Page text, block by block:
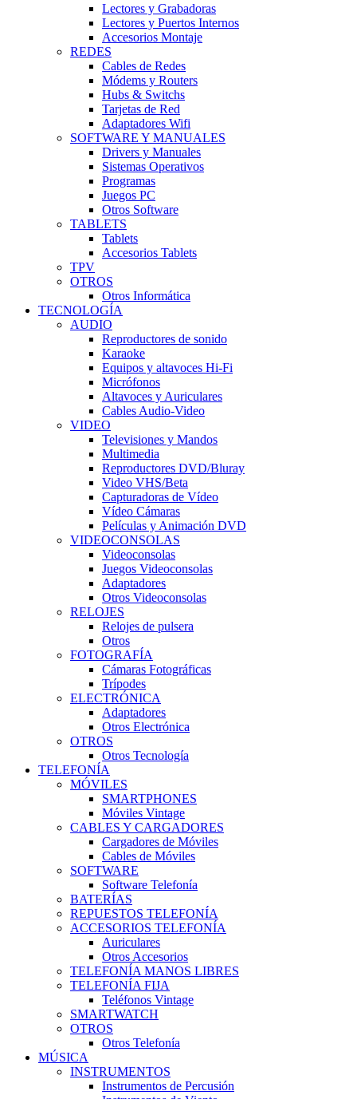
Lectores y Grabadoras
Lectores y Puertos Internos
Accesorios Montaje
REDES
Cables de Redes
Módems y Routers
Hubs & Switchs
Tarjetas de Red
Adaptadores Wifi
SOFTWARE Y MANUALES
Drivers y Manuales
Sistemas Operativos
Programas
Juegos PC
Otros Software
TABLETS
Tablets
Accesorios Tablets
TPV
OTROS
Otros Informática
TECNOLOGÍA
AUDIO
Reproductores de sonido
Karaoke
Equipos y altavoces Hi-Fi
Micrófonos
Altavoces y Auriculares
Cables Audio-Video
VIDEO
Televisiones y Mandos
Multimedia
Reproductores DVD/Bluray
Video VHS/Beta
Capturadoras de Vídeo
Vídeo Cámaras
Películas y Animación DVD
VIDEOCONSOLAS
Videoconsolas
Juegos Videoconsolas
Adaptadores
Otros Videoconsolas
RELOJES
Relojes de pulsera
Otros
FOTOGRAFÍA
Cámaras Fotográficas
Trípodes
ELECTRÓNICA
Adaptadores
Otros Electrónica
OTROS
Otros Tecnología
TELEFONÍA
MÓVILES
SMARTPHONES
Móviles Vintage
CABLES Y CARGADORES
Cargadores de Móviles
Cables de Móviles
SOFTWARE
Software Telefonía
BATERÍAS
REPUESTOS TELEFONÍA
ACCESORIOS TELEFONÍA
Auriculares
Otros Accesorios
TELEFONÍA MANOS LIBRES
TELEFONÍA FIJA
Teléfonos Vintage
SMARTWATCH
OTROS
Otros Telefonía
MÚSICA
INSTRUMENTOS
Instrumentos de Percusión